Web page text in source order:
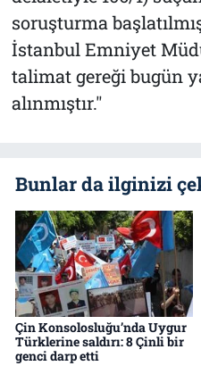
soruşturma
İstanbul Emniyet
talimat gereği bugün
alınmıştır."
Bunlar da ilginizi
Çin Konsolosluğu’nda Uygur
Türklerine saldırı: 8 Çinli bir
genci darp etti